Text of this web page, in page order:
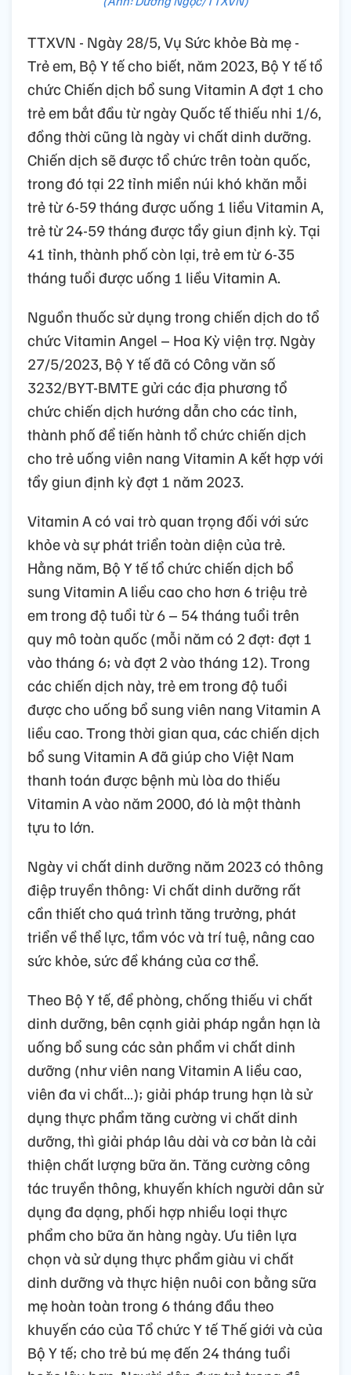
TTXVN - Ngày 28/5, Vụ Sức khỏe Bà mẹ -
Trẻ em, Bộ Y tế cho biết, năm 2023, Bộ Y tế tổ
chức Chiến dịch bổ sung Vitamin A đợt 1 cho
trẻ em bắt đầu từ ngày Quốc tế thiếu nhi 1/6,
đồng thời cũng là ngày vi chất dinh dưỡng.
Chiến dịch sẽ được tổ chức trên toàn quốc,
trong đó tại 22 tỉnh miền núi khó khăn mỗi
trẻ từ 6-59 tháng được uống 1 liều Vitamin A,
trẻ từ 24-59 tháng được tẩy giun định kỳ. Tại
41 tỉnh, thành phố còn lại, trẻ em từ 6-35
tháng tuổi được uống 1 liều Vitamin A.
Nguồn thuốc sử dụng trong chiến dịch do tổ
chức Vitamin Angel – Hoa Kỳ viện trợ. Ngày
27/5/2023, Bộ Y tế đã có Công văn số
3232/BYT-BMTE gửi các địa phương tổ
chức chiến dịch hướng dẫn cho các tỉnh,
thành phố để tiến hành tổ chức chiến dịch
cho trẻ uống viên nang Vitamin A kết hợp với
tẩy giun định kỳ đợt 1 năm 2023.
Vitamin A có vai trò quan trọng đối với sức
khỏe và sự phát triển toàn diện của trẻ.
Hằng năm, Bộ Y tế tổ chức chiến dịch bổ
sung Vitamin A liều cao cho hơn 6 triệu trẻ
em trong độ tuổi từ 6 – 54 tháng tuổi trên
quy mô toàn quốc (mỗi năm có 2 đợt: đợt 1
vào tháng 6; và đợt 2 vào tháng 12). Trong
các chiến dịch này, trẻ em trong độ tuổi
được cho uống bổ sung viên nang Vitamin A
liều cao. Trong thời gian qua, các chiến dịch
bổ sung Vitamin A đã giúp cho Việt Nam
thanh toán được bệnh mù lòa do thiếu
Vitamin A vào năm 2000, đó là một thành
tựu to lớn.
Ngày vi chất dinh dưỡng năm 2023 có thông
điệp truyền thông: Vi chất dinh dưỡng rất
cần thiết cho quá trình tăng trưởng, phát
triển về thể lực, tầm vóc và trí tuệ, nâng cao
sức khỏe, sức đề kháng của cơ thể.
Theo Bộ Y tế, để phòng, chống thiếu vi chất
dinh dưỡng, bên cạnh giải pháp ngắn hạn là
uống bổ sung các sản phẩm vi chất dinh
dưỡng (như viên nang Vitamin A liều cao,
viên đa vi chất…); giải pháp trung hạn là sử
dụng thực phẩm tăng cường vi chất dinh
dưỡng, thì giải pháp lâu dài và cơ bản là cải
thiện chất lượng bữa ăn. Tăng cường công
tác truyền thông, khuyến khích người dân sử
dụng đa dạng, phối hợp nhiều loại thực
phẩm cho bữa ăn hàng ngày. Ưu tiên lựa
chọn và sử dụng thực phẩm giàu vi chất
dinh dưỡng và thực hiện nuôi con bằng sữa
mẹ hoàn toàn trong 6 tháng đầu theo
khuyến cáo của Tổ chức Y tế Thế giới và của
Bộ Y tế; cho trẻ bú mẹ đến 24 tháng tuổi